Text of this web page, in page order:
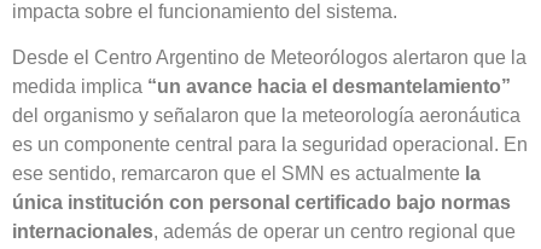
impacta sobre el funcionamiento del sistema.
Desde el Centro Argentino de Meteorólogos alertaron que la
medida implica “un avance hacia el desmantelamiento”
del organismo y señalaron que la meteorología aeronáutica
es un componente central para la seguridad operacional. En
ese sentido, remarcaron que el SMN es actualmente la
única institución con personal certificado bajo normas
internacionales, además de operar un centro regional que